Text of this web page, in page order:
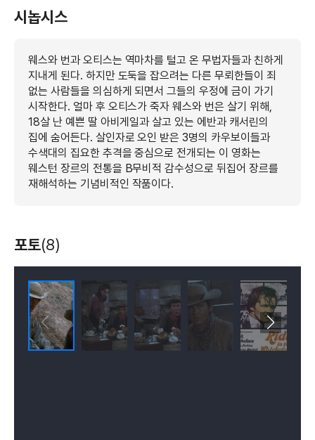
시놉시스
웨스와 번과 오티스는 역마차를 털고 온 무법자들과 친하게
지내게 된다. 하지만 도둑을 잡으려는 다른 무뢰한들이 죄
없는 사람들을 의심하게 되면서 그들의 우정에 금이 가기
시작한다. 얼마 후 오티스가 죽자 웨스와 번은 살기 위해,
18살 난 예쁜 딸 아비게일과 살고 있는 에반과 캐서린의
집에 숨어든다. 살인자로 오인 받은 3명의 카우보이들과
수색대의 집요한 추격을 중심으로 전개되는 이 영화는
웨스턴 장르의 전통을 B무비적 감수성으로 뒤집어 장르를
재해석하는 기념비적인 작품이다.
포토(8)